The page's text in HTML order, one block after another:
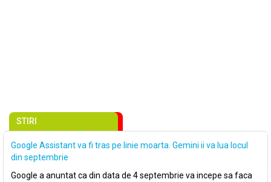
STIRI
Google Assistant va fi tras pe linie moarta. Gemini ii va lua locul
din septembrie
Google a anuntat ca din data de 4 septembrie va incepe sa faca